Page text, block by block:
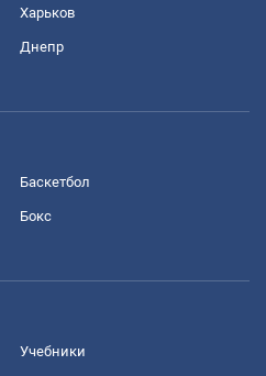
Харьков
Днепр
Баскетбол
Бокс
Учебники